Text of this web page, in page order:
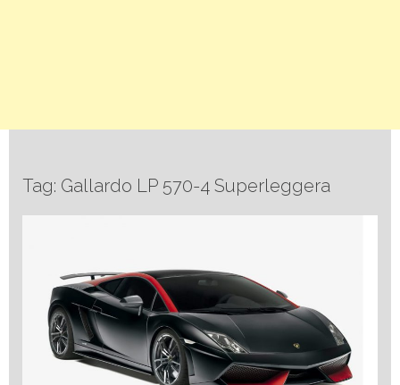
Tag: Gallardo LP 570-4 Superleggera